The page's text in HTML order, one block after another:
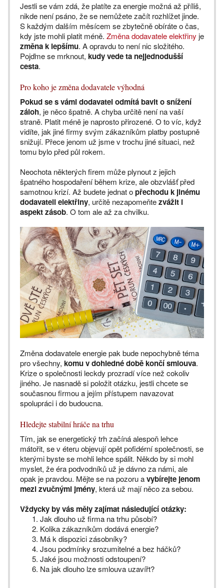
Jestli se vám zdá, že platíte za energie možná až příliš,
nikde není psáno, že se nemůžete začít rozhlížet jinde.
S každým dalším měsícem se zbytečně obíráte o čas,
kdy jste mohli platit méně. Změna dodavatele elektřiny je
změna k lepšímu. A opravdu to není nic složitého.
Pojďme se mrknout, kudy vede ta nejjednodušší
cesta.
Pro koho je změna dodavatele výhodná
Pokud se s vámi dodavatel odmítá bavit o snížení
záloh, je něco špatně. A chyba určitě není na vaší
straně. Platit méně je naprosto přirozené. O to víc, když
vidíte, jak jiné firmy svým zákazníkům platby postupně
snižují. Přece jenom už jsme v trochu jiné situaci, než
tomu bylo před půl rokem.
Neochota některých firem může plynout z jejich
špatného hospodaření během krize, ale obzvlášť před
samotnou krizí. Až budete jednat opřechodu k jinému
dodavateli elektřiny, určitě nezapomeňtezvážit i
aspekt zásob. O tom ale až za chvilku.
Změna dodavatele energie pak bude nepochybně téma
pro všechny, komu v dohledné době končí smlouva.
Krize o společnosti leckdy prozradí více než cokoliv
jiného. Je nasnadě si položit otázku, jestli chcete se
současnou firmou a jejím přístupem navazovat
spolupráci i do budoucna.
Hledejte stabilní hráče na trhu
Tím, jak se energetický trh začíná alespoň lehce
mátořit, se v éteru objevují opět pofidérní společnosti, se
kterými byste se mohli lehce spálit. Někdo by si mohl
myslet, že éra podvodníků už je dávno za námi, ale
opak je pravdou. Mějte se na pozoru avybírejte jenom
mezi zvučnými jmény, která už mají něco za sebou.
Vždycky by vás měly zajímat následující otázky:
Jak dlouho už firma na trhu působí?
Kolika zákazníkům dodává energie?
Má k dispozici zásobníky?
Jsou podmínky srozumitelné a bez háčků?
Jaké jsou možnosti odstoupení?
Na jak dlouho lze smlouva uzavířt?